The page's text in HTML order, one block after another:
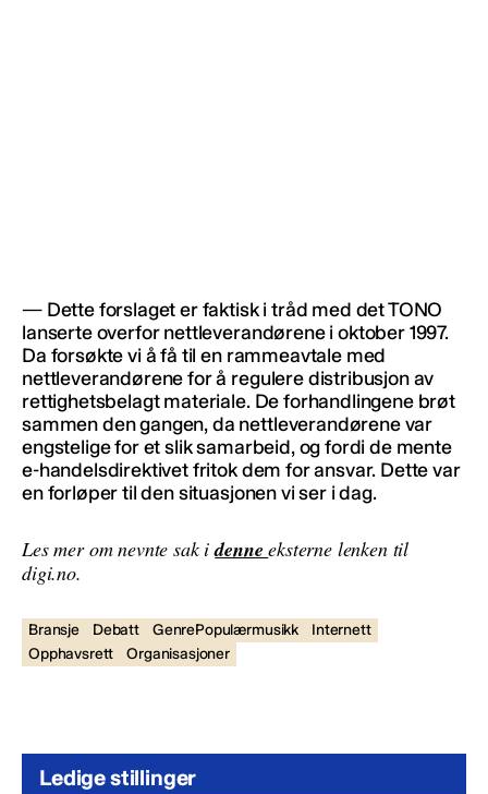
— Dette forslaget er faktisk i tråd med det TONO
lanserte overfor nettleverandørene i oktober 1997.
Da forsøkte vi å få til en rammeavtale med
nettleverandørene for å regulere distribusjon av
rettighetsbelagt materiale. De forhandlingene brøt
sammen den gangen, da nettleverandørene var
engstelige for et slik samarbeid, og fordi de mente
e-handelsdirektivet fritok dem for ansvar. Dette var
en forløper til den situasjonen vi ser i dag.
Les mer om nevnte sak idenneeksterne lenken til
digi.no.
Bransje Debatt GenrePopulærmusikk
Internett
Opphavsrett
Organisasjoner
Ledige stillinger